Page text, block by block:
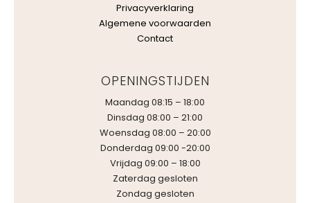
Privacyverklaring
Algemene voorwaarden
Contact
OPENINGSTIJDEN
Maandag 08:15 – 18:00
Dinsdag 08:00 – 21:00
Woensdag 08:00 – 20:00
Donderdag 09:00 -20:00
Vrijdag 09:00 – 18:00
Zaterdag gesloten
Zondag gesloten